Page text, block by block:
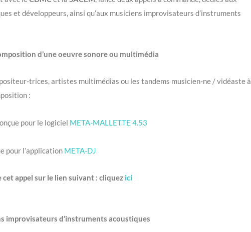
et développeurs, ainsi qu’aux musiciens improvisateurs d’instruments
d’une oeuvre sonore ou multimédia
trices, artistes multimédias ou les tandems musicien-ne / vidéaste à
:
pour le logiciel META-MALLETTE 4.53
pour l’application META-DJ
appel sur le lien suivant : cliquez ici
improvisateurs d’instruments acoustiques